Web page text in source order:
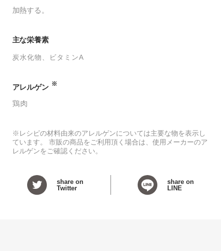
加熱する。
主な栄養素
炭水化物 ビタミンA
アレルゲン ※
鶏肉
※レシピの材料由来のアレルゲンについては主要な物を表示し
ています。 市販の商品をご利用頂く場合は、使用メーカーのア
レルゲンをご確認ください。
share on
Twitter
share on
LINE